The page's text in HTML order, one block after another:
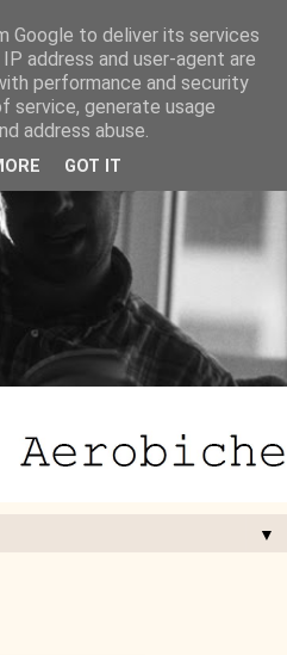
▼
Google to deliver its services
address and user-agent are
performance and security
service, generate usage
address abuse.
GOT IT